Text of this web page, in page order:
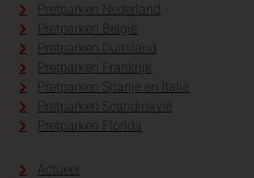
Pretparken Nederland
Pretparken België
Pretparken Duitsland
Pretparken Frankrijk
Pretparken Spanje en Italië
Pretparken Scandinavië
Pretparken Florida
Actueel